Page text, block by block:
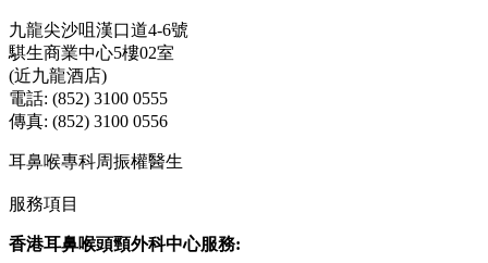
九龍尖沙咀漢口道4-6號
騏生商業中心5樓02室
(近九龍酒店)
電話: (852) 3100 0555
傳真: (852) 3100 0556
耳鼻喉專科周振權醫生
服務項目
香港耳鼻喉頭頸外科中心服務: